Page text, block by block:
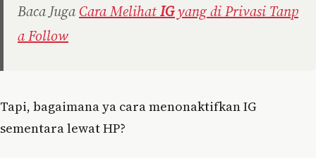
Baca JugaCara MelihatIGyang di Privasi Tanp
a Follow
Tapi, bagaimana ya cara menonaktifkan IG
sementara lewat HP?